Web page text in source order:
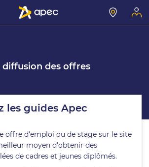
diffusion des offres
les guides Apec
offre d'emploi ou de stage sur le site
moyen d'obtenir des
de cadres et jeunes diplômés.